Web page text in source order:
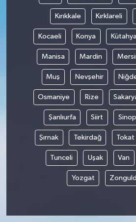
Kırıkkale Kırklareli
Kocaeli Konya
Manisa Mardin
Muş Nevşehir
Osmaniye Rize
Şanlıurfa Siirt Sinop
Şırnak Tekirdağ Tokat
Tunceli Uşak Van
Yozgat